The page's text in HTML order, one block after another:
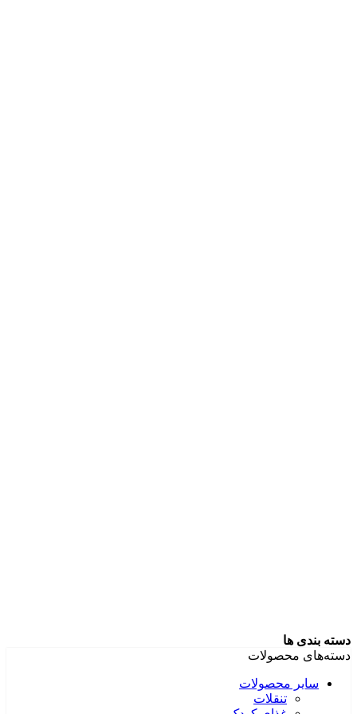
دسته بندی ها
دسته‌های محصولات
سایر محصولات
تنقلات